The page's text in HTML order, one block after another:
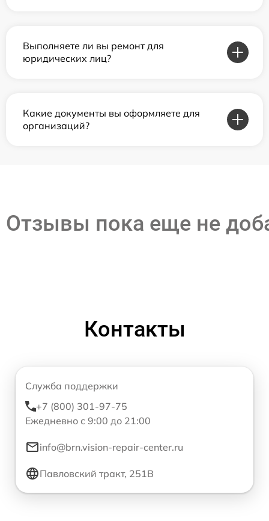
Выполняете ли вы ремонт для
юридических лиц?
Какие документы вы оформляете для
организаций?
Отзывы пока еще не
Контакты
Служба поддержки
+7 (800) 301-97-75
Ежедневно с 9:00 до 21:00
info@brn.vision-repair-center.ru
Павловский тракт, 251В